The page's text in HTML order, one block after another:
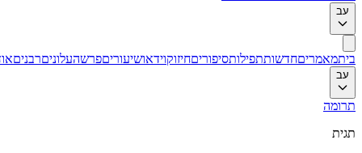
עב
ביתמאמריםחדשותתפילותסיפוריםחיזוקוידאושיעוריםפרשהעלוניםרבנים
עב
תרומה
תגית